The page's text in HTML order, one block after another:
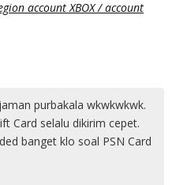
account XBOX / account
purbakala wkwkwkwk.
Card selalu dikirim cepet.
banget klo soal PSN Card